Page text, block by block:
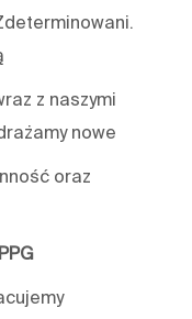
z naszymi
nowe
oraz